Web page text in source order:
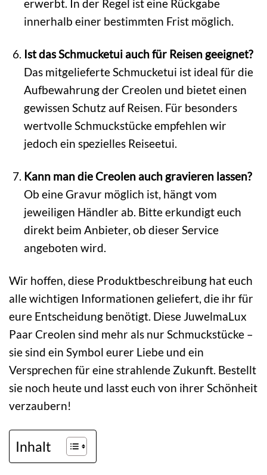
erwerbt. In der Regel ist eine Rückgabe
innerhalb einer bestimmten Frist möglich.
Ist das Schmucketui auch für Reisen geeignet?
Das mitgelieferte Schmucketui ist ideal für die
Aufbewahrung der Creolen und bietet einen
gewissen Schutz auf Reisen. Für besonders
wertvolle Schmuckstücke empfehlen wir
jedoch ein spezielles Reiseetui.
Kann man die Creolen auch gravieren lassen?
Ob eine Gravur möglich ist, hängt vom
jeweiligen Händler ab. Bitte erkundigt euch
direkt beim Anbieter, ob dieser Service
angeboten wird.
Wir hoffen, diese Produktbeschreibung hat euch
alle wichtigen Informationen geliefert, die ihr für
eure Entscheidung benötigt. Diese JuwelmaLux
Paar Creolen sind mehr als nur Schmuckstücke –
sie sind ein Symbol eurer Liebe und ein
Versprechen für eine strahlende Zukunft. Bestellt
sie noch heute und lasst euch von ihrer Schönheit
verzaubern!
Inhalt